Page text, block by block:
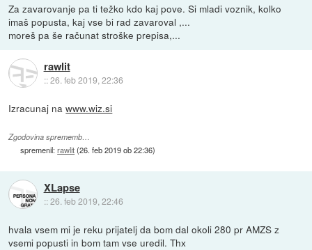
Za zavarovanje pa ti težko kdo kaj pove. Si mladi voznik, kolko
imaš popusta, kaj vse bi rad zavaroval ,...
moreš pa še računat stroške prepisa,...
rawlit
::26. feb 2019, 22:36
Izracunaj nawww.wiz.si
Zgodovina sprememb…
spremenil:rawlit(26. feb 2019 ob 22:36)
XLapse
::26. feb 2019, 22:46
hvala vsem mi je reku prijatelj da bom dal okoli 280 pr AMZS z
vsemi popusti in bom tam vse uredil. Thx